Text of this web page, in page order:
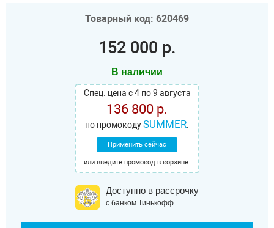
Товарный код: 620469
152 000 р.
В наличии
Спец. цена с 4 по 9 августа
136 800 р.
по промокодуSUMMER
Применить сейчас
или введите промокод в корзине.
Доступно в рассрочку
с банком Тинькофф